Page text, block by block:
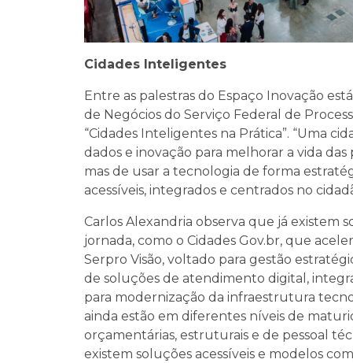
Cidades Inteligentes
Entre as palestras do Espaço Inovação
de Negócios do Serviço Federal de
“Cidades Inteligentes na Prática”. “Uma
dados e inovação para melhorar a vida
mas de usar a tecnologia de forma
acessíveis, integrados e centrados no
Carlos Alexandria observa que já existem
jornada, como o Cidades Gov.br, que
Serpro Visão, voltado para gestão
de soluções de atendimento digital,
para modernização da infraestrutura
ainda estão em diferentes níveis de
orçamentárias, estruturais e de pessoal
existem soluções acessíveis e modelos